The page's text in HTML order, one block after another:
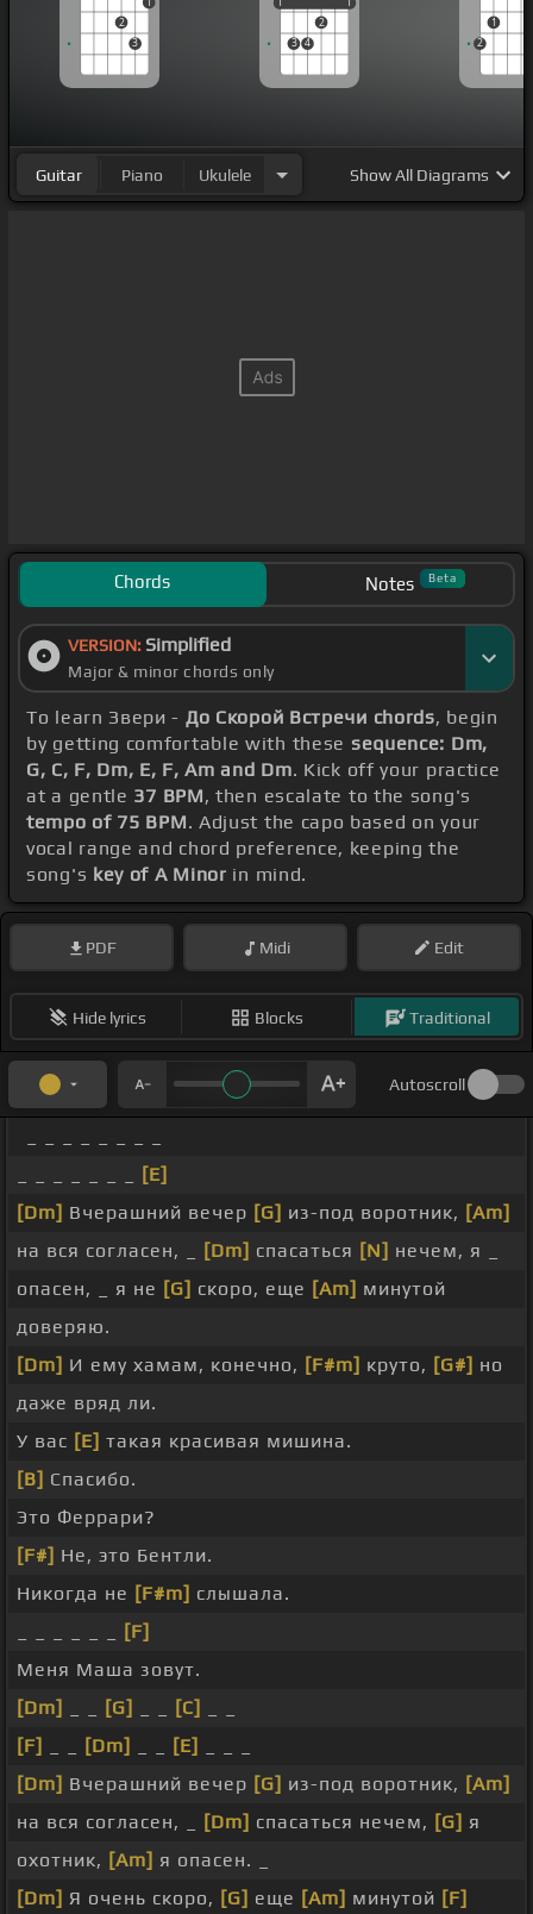
на вся согласен,
спасаться нечем,
охотник,[Am] я опасен.
2
3
3 4
2
2
1
Guitar Piano Ukulele ShowAll Diagrams
Chords Notes Beta
VERSION: Simplified
Major & minor chords only
To learn Звери - До Скорой Встречи chords, begin
by getting comfortable with these sequence: Dm,
G, C, F, Dm, E, F, Am and Dm. Kick off your practice
at a gentle 37 BPM, then escalate to the song's
tempo of 75 BPM. Adjust the capo based on your
vocal range and chord preference, keeping the
song's key of A Minor in mind.
PDF Midi Edit
Hide lyrics Blocks Traditional
Autoscroll
[E]
[Dm] Вчерашний вечер [G] из-под воротник, [Am]
на вся согласен, _
[Dm] спасаться [N] нечем, я _
опасен, _ я не [G] скоро, еще [Am] минутой
доверяю.
[Dm] И ему хамам, конечно, [F#m] круто, [G#] но
даже вряд ли.
У вас [E] такая красивая мишина.
[B] Спасибо.
Это Феррари?
[F#] Не, это Бентли.
Никогда не [F#m] слышала.
[F]
Меня Маша зовут.
[Dm]
[G] [C]
[F]
[Dm] [E]
[Dm] Вчерашний вечер [G] из-под воротник, [Am]
на вся согласен, _
[Dm] спасаться нечем, [G] я
охотник, [Am] я опасен. _
[Dm] Я очень скоро, [G] еще [Am] минутой [F]